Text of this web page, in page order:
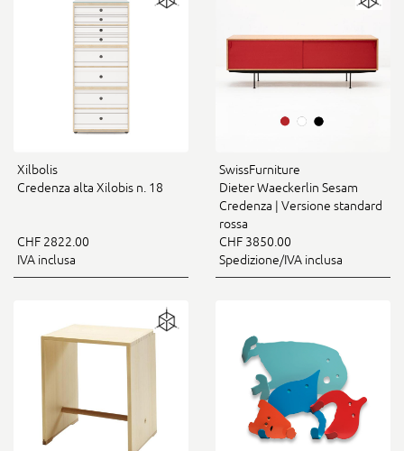
Xilbolis
Credenza alta Xilobis n. 18
CHF 2822.00
IVA inclusa
SwissFurniture
Dieter Waeckerlin Sesam
Credenza | Versione standard
rossa
CHF 3850.00
Spedizione/IVA inclusa